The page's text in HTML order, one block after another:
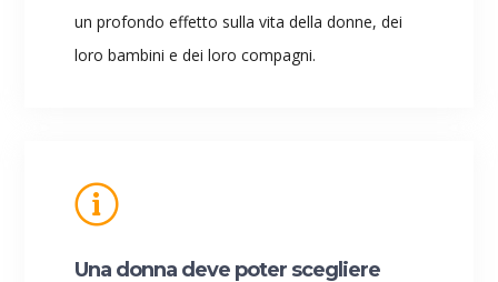
un profondo effetto sulla vita della donne, dei
loro bambini e dei loro compagni.
Una donna deve poter scegliere